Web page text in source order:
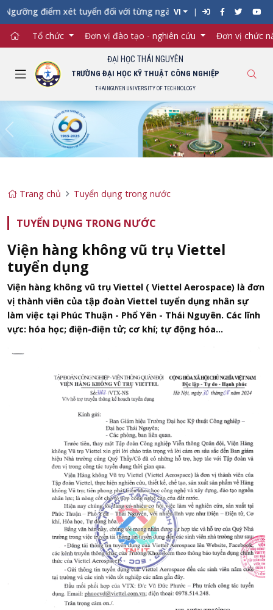
điểm xét tuyển đối với từng ngành đào tạo Đại học chính
VI
Tổ chức Đơn vị đào tạo - nghiên cứu Đơn vị chức
ĐẠI HỌC THÁI NGUYÊN
TRƯỜNG ĐẠI HỌC KỸ THUẬT CÔNG NGHIỆP
THAINGUYEN UNIVERSITY OF TECHNOLOGY
Previous
Trang chủ Tuyển dụng trong nước
TUYỂN DỤNG TRONG NƯỚC
Viện hàng không vũ trụ Viettel
tuyển dụng
Viện hàng không vũ trụ Viettel ( Viettel Aerospace) là đơn
vị thành viên của tập đoàn Viettel tuyển dụng nhân sự
làm việc tại Phúc Thuận - Phổ Yên - Thái Nguyên. Các lĩnh
vực: hóa học; điện-điện tử; cơ khí; tự động hóa...